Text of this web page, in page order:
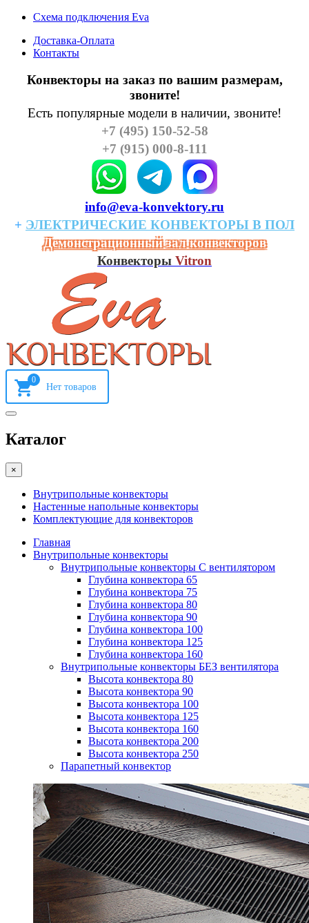
Схема подключения Eva
Доставка-Оплата
Контакты
Конвекторы на заказ по вашим размерам,
звоните!
Есть популярные модели в наличии, звоните!
+7 (495) 150-52-58
+7 (915) 000-8-111
info@eva-konvektory.ru
+ ЭЛЕКТРИЧЕСКИЕ КОHВЕКТОРЫ В ПОЛ
Демонстрационный зал конвекторов
Конвекторы Vitron
0
Каталог
×
Внутрипольные конвекторы
Настенные напольные конвекторы
Комплектующие для конвекторов
Главная
Внутрипольные конвекторы
Внутрипольные конвекторы С вентилятором
Глубина конвектора 65
Глубина конвектора 75
Глубина конвектора 80
Глубина конвектора 90
Глубина конвектора 100
Глубина конвектора 125
Глубина конвектора 160
Внутрипольные конвекторы БЕЗ вентилятора
Высота конвектора 80
Высота конвектора 90
Высота конвектора 100
Высота конвектора 125
Высота конвектора 160
Высота конвектора 200
Высота конвектора 250
Парапетный конвектор